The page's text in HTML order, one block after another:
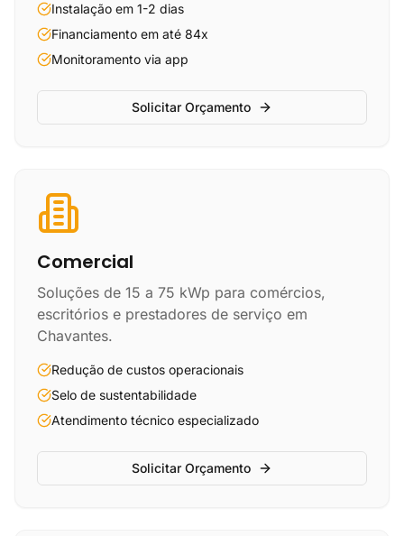
Instalação em 1-2 dias
Financiamento em até 84x
Monitoramento via app
Solicitar Orçamento
Comercial
Soluções de 15 a 75 kWp para comércios,
escritórios e prestadores de serviço em
Chavantes.
Redução de custos operacionais
Selo de sustentabilidade
Atendimento técnico especializado
Solicitar Orçamento